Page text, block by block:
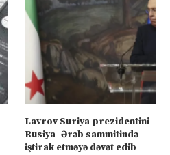
Lavrov Suriya prezidentini
Rusiya–Ərəb sammitində
iştirak etməyə dəvət edib